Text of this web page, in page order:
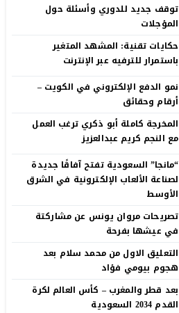
توقف جديد للدوري وأسئلة حول
المؤجلات
حكايات تقنية: المشهد المتغير
باستمرار للترفيه عبر الإنترنت
نمو الدفع الإلكتروني في الكويت –
أرقام وحقائق
المخرجة كاملة أبو ذكري ترغب العمل
مع النجم كريم عبدالعزيز
“مانجا” السعودية تفتح آفاقًا جديدة
لصناعة الألعاب الإلكترونية في الشرق
الأوسط
تصريحات مروان يونس عن مشاركتة
في عيشها بفرحة
التعليق الاول من محمد سلام بعد
هجوم بيومي فؤاد
بعد قطر والمغرب – كأس العالم لكرة
القدم 2034 السعودية